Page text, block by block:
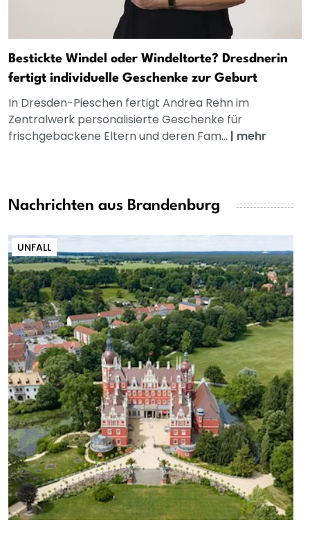
Bestickte Windel oder Windeltorte? Dresdnerin
fertigt individuelle Geschenke zur Geburt
In Dresden-Pieschen fertigt Andrea Rehn im
Zentralwerk personalisierte Geschenke für
frischgebackene Eltern und deren Fam... | mehr
Nachrichten aus Brandenburg
UNFALL